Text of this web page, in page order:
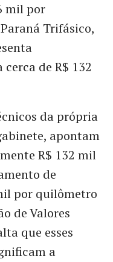
mil por
Trifásico,
de R$ 132
da própria
apontam
R$ 132 mil
de
por quilômetro
de Valores
que esses
a